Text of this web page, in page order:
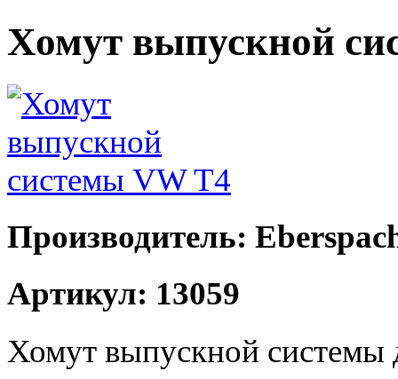
Хомут выпускной
Производитель:
Артикул: 13059
Хомут выпускной системы